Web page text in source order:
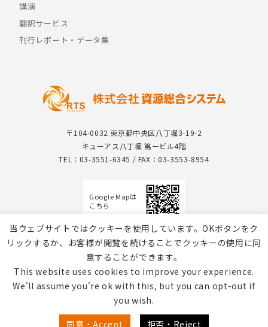
〒104-0032 東京都中央区八丁堀3-19-2
キューアス八丁堀 第一ビル4階
TEL：03-3551-6345 / FAX：03-3553-8954
Google Mapは
こちら
講演
翻訳サービス
刊行レポート・データ集
個人情報保護方針 / Webサイトのご利用について
当ウェブサイトではクッキーを使用しています。OKボタンをク
リックするか、お客様が閲覧を続けることでクッキーの使用に同
意することができます。
This website uses cookies to improve your experience.
We'll assume you're ok with this, but you can opt-out if
you wish.
同意・Accept
拒否・Reject